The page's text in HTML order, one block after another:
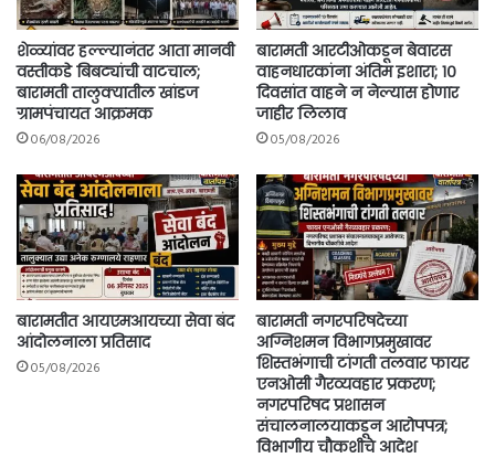
शेळ्यांवर हल्ल्यानंतर आता मानवी
वस्तीकडे बिबट्यांची वाटचाल;
बारामती तालुक्यातील खांडज
ग्रामपंचायत आक्रमक
06/08/2026
बारामती आरटीओकडून बेवारस
वाहनधारकांना अंतिम इशारा; १०
दिवसांत वाहने न नेल्यास होणार
जाहीर लिलाव
05/08/2026
बारामतीत आयएमआयच्या सेवा बंद
आंदोलनाला प्रतिसाद
05/08/2026
बारामती नगरपरिषदेच्या
अग्निशमन विभागप्रमुखावर
शिस्तभंगाची टांगती तलवार फायर
एनओसी गैरव्यवहार प्रकरण;
नगरपरिषद प्रशासन
संचालनालयाकडून आरोपपत्र;
विभागीय चौकशीचे आदेश